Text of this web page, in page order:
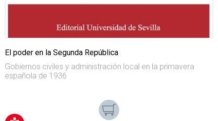
El poder en la Segunda República
Gobiernos civiles y administración local en la primavera
española de 1936